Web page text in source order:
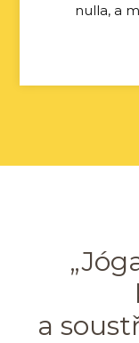
nulla, a
a